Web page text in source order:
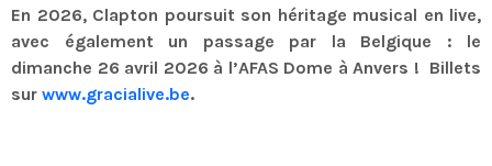
En 2026, Clapton poursuit son héritage musical en live,
avec également un passage par la Belgique : le
dimanche 26 avril 2026 à l’AFAS Dome à Anvers ! Billets
sur www.gracialive.be.